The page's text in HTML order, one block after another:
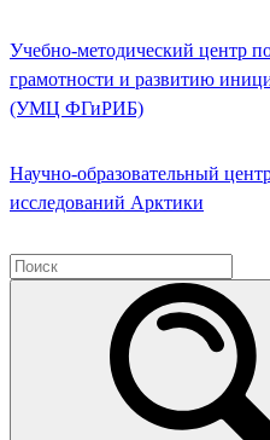
Учебно-методический центр
грамотности и развитию
(УМЦ ФГиРИБ)
Научно-образовательный
исследований Арктики